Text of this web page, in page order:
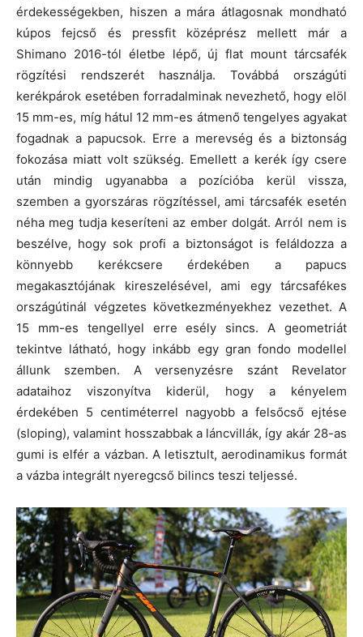
érdekességekben, hiszen a mára átlagosnak mondható
kúpos fejcső és pressfit középrész mellett már a
Shimano 2016-tól életbe lépő, új flat mount tárcsafék
rögzítési rendszerét használja. Továbbá országúti
kerékpárok esetében forradalminak nevezhető, hogy elöl
15 mm-es, míg hátul 12 mm-es átmenő tengelyes agyakat
fogadnak a papucsok. Erre a merevség és a biztonság
fokozása miatt volt szükség. Emellett a kerék így csere
után mindig ugyanabba a pozícióba kerül vissza,
szemben a gyorszáras rögzítéssel, ami tárcsafék esetén
néha meg tudja keseríteni az ember dolgát. Arról nem is
beszélve, hogy sok profi a biztonságot is feláldozza a
könnyebb kerékcsere érdekében a papucs
megakasztójának kireszelésével, ami egy tárcsafékes
országútinál végzetes következményekhez vezethet. A
15 mm-es tengellyel erre esély sincs. A geometriát
tekintve látható, hogy inkább egy gran fondo modellel
állunk szemben. A versenyzésre szánt Revelator
adataihoz viszonyítva kiderül, hogy a kényelem
érdekében 5 centiméterrel nagyobb a felsőcső ejtése
(sloping), valamint hosszabbak a láncvillák, így akár 28-as
gumi is elfér a vázban. A letisztult, aerodinamikus formát
a vázba integrált nyeregcső bilincs teszi teljessé.